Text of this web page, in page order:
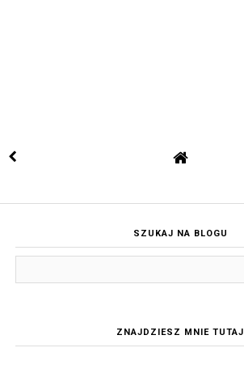
SZUKAJ NA BLOGU
ZNAJDZIESZ MNIE TUTAJ